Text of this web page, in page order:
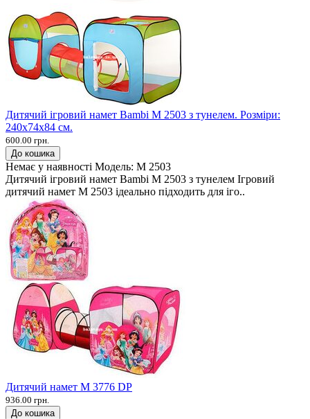
Дитячий ігровий намет Bambi M 2503 з тунелем. Розміри:
240х74х84 см.
600.00 грн.
До кошика
Немає у наявності Модель: M 2503
Дитячий ігровий намет Bambi M 2503 з тунелем Ігровий
дитячий намет M 2503 ідеально підходить для іго..
Дитячий намет M 3776 DP
936.00 грн.
До кошика